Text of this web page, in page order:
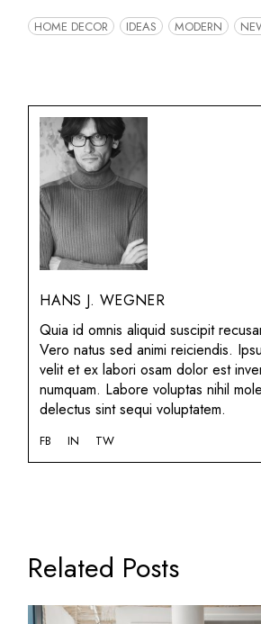
HOME DECOR IDEAS MODERN
HANS J. WEGNER
Quia id omnis aliquid suscipit
Vero natus sed animi reiciendis.
velit et ex labori osam dolor est
numquam. Labore voluptas nihil
delectus sint sequi voluptatem.
FB IN TW
Related Posts